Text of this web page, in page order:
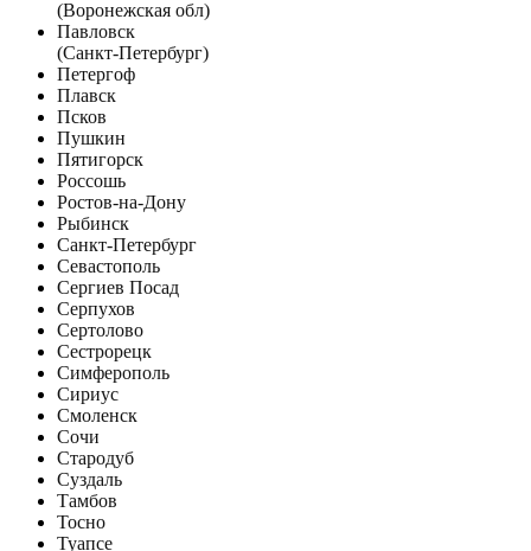
(Воронежская обл)
Павловск
(Санкт-Петербург)
Петергоф
Плавск
Псков
Пушкин
Пятигорск
Россошь
Ростов-на-Дону
Рыбинск
Санкт-Петербург
Севастополь
Сергиев Посад
Серпухов
Сертолово
Сестрорецк
Симферополь
Сириус
Смоленск
Сочи
Стародуб
Суздаль
Тамбов
Тосно
Туапсе